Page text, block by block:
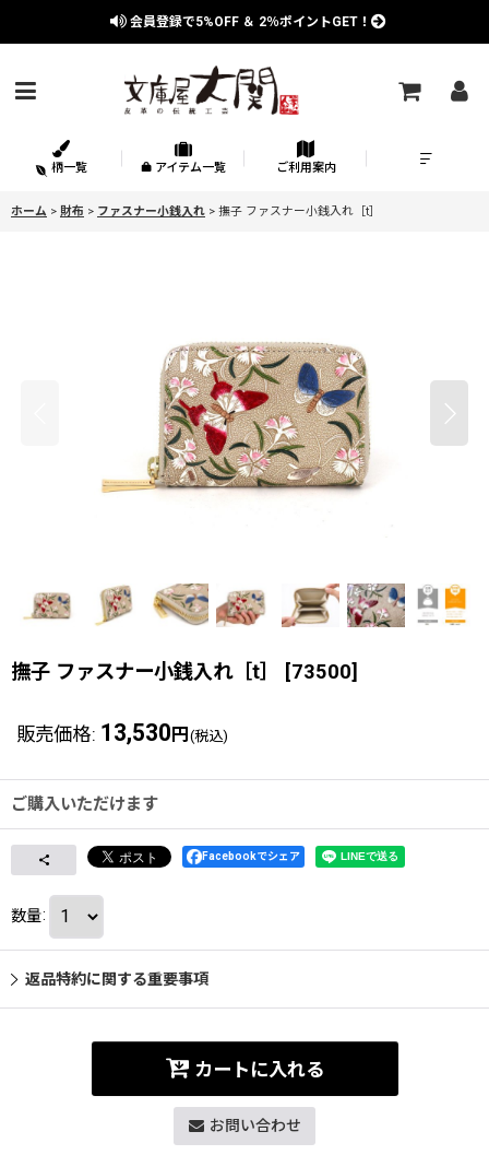
会員登録で5%OFF ＆ 2％ポイントGET！
柄一覧 アイテム一覧 ご利用案内
ホーム > 財布 > ファスナー小銭入れ > 撫子 ファスナー小銭入れ［t］
撫子 ファスナー小銭入れ［t］ [73500]
販売価格: 13,530 円 (税込)
ご購入いただけます
Facebookでシェア
数量:
返品特約に関する重要事項
カートに入れる
お問い合わせ